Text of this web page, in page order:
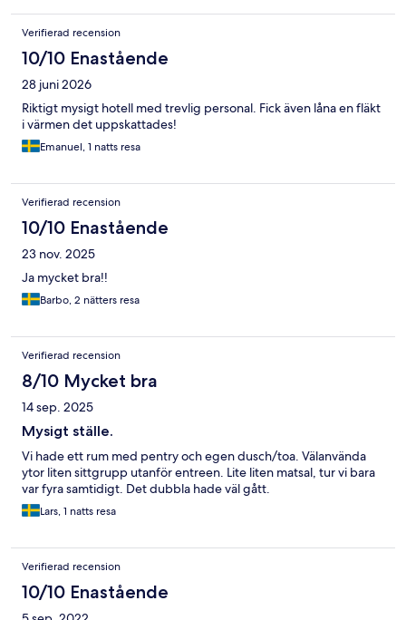
Verifierad recension
10/10 Enastående
28 juni 2026
Riktigt mysigt hotell med trevlig personal. Fick även låna en fläkt
i värmen det uppskattades!
Emanuel, 1 natts resa
Verifierad recension
10/10 Enastående
23 nov. 2025
Ja mycket bra!!
Barbo, 2 nätters resa
Verifierad recension
8/10 Mycket bra
14 sep. 2025
Mysigt ställe.
Vi hade ett rum med pentry och egen dusch/toa. Välanvända
ytor liten sittgrupp utanför entreen. Lite liten matsal, tur vi bara
var fyra samtidigt. Det dubbla hade väl gått.
Lars, 1 natts resa
Verifierad recension
10/10 Enastående